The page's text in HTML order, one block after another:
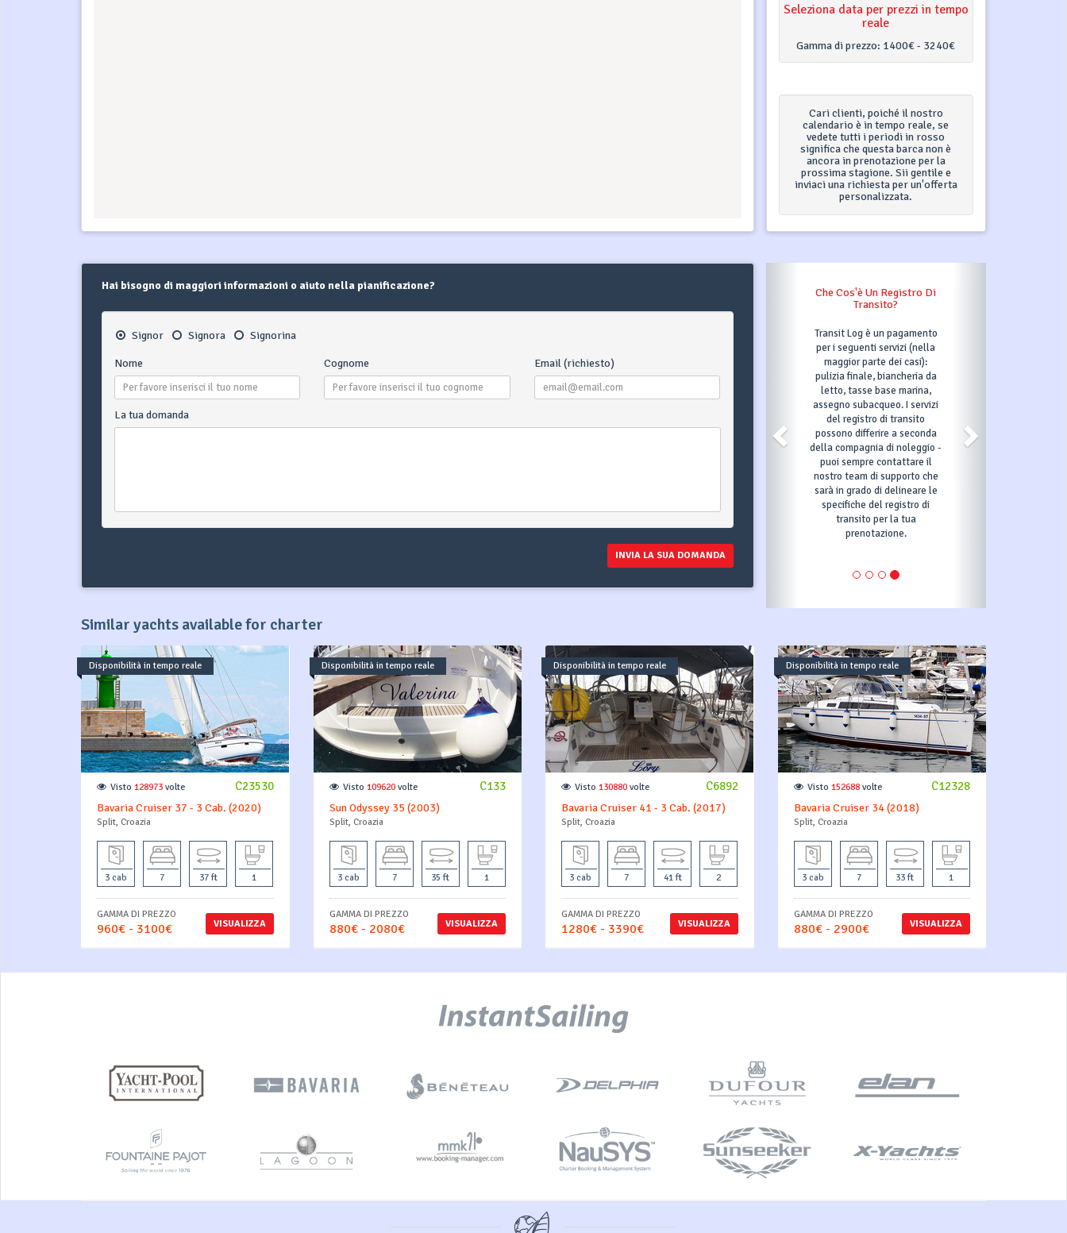
Seleziona data per prezzi in tempo
reale
Gamma di prezzo: 1400€ - 3240€
Cari clienti, poiché il nostro
calendario è in tempo reale, se
vedete tutti i periodi in rosso
significa che questa barca non è
ancora in prenotazione per la
prossima stagione. Sii gentile e
inviaci una richiesta per un'offerta
personalizzata.
Hai bisogno di maggiori informazioni o aiuto nella pianificazione?
Signor Signora Signorina
Nome Cognome Email (richiesto)
La tua domanda
INVIA LA SUA DOMANDA
Cosa Succede Quando Faccio
Clic Su "Prenota Ora"?
Dopo aver fatto clic sul
pulsante Prenota ora e
compilato tutte le
informazioni richieste,
confermeremo quindi la tua
richiesta e metteremo
automaticamente la barca
scelta in opzione per 3 giorni,
il che significa che nessun
altro può prenotarla in quel
periodo. In quei 3 giorni, per
confermare la prenotazione
dovrai effettuare il tuo primo
pagamento come indicato nel
piano di pagamento.
pulizia finale, biancheria da
possono differire a seconda
della compagnia di noleggio -
Similar yachts available for charter
Disponibilità in tempo reale
C23530
Visto 128973 volte
Bavaria Cruiser 37 - 3 Cab. (2020)
Split, Croazia
3 cab 7 37 ft 1
VISUALIZZA
GAMMA DI PREZZO
960€ - 3100€
Disponibilità in tempo reale
C133
Visto 109620volte
Sun Odyssey 35 (2003)
Split, Croazia
3 cab 7 35 ft 1
VISUALIZZA
GAMMA DI PREZZO
880€ - 2080€
Disponibilità in tempo reale
C6892
Visto 130880 volte
Bavaria Cruiser 41 - 3 Cab. (2017)
Split, Croazia
3 cab 7 41 ft 2
VISUALIZZA
GAMMA DI PREZZO
1280€ - 3390€
Disponibilità in tempo reale
C12328
Visto 152688volte
Bavaria Cruiser 34 (2018)
Split, Croazia
3 cab 7 33 ft 1
VISUALIZZA
GAMMA DI PREZZO
880€ - 2900€